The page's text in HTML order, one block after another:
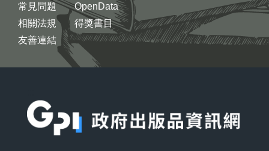
常見問題
相關法規
友善連結
OpenData
得獎書目